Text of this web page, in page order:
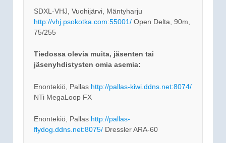
SDXL-VHJ, Vuohijärvi, Mäntyharju
http://vhj.psokotka.com:55001/ Open Delta, 90m,
75/255
Tiedossa olevia muita, jäsenten tai
jäsenyhdistysten omia asemia:
Enontekiö, Pallas http://pallas-kiwi.ddns.net:8074/
NTi MegaLoop FX
Enontekiö, Pallas http://pallas-
flydog.ddns.net:8075/ Dressler ARA-60